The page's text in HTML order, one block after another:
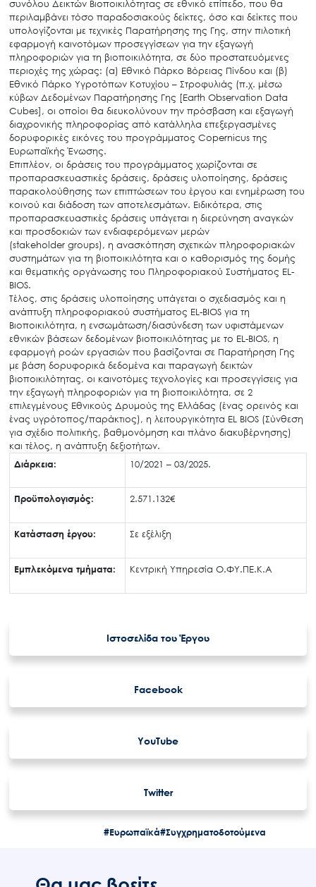
Search
for:
Ο.ΦΥ.ΠΕ.Κ.Α.
Νέα – Δημοσιότητα
Άξονες δράσης
Μ.Δ.Π.Π.
Έργα
Εισιτήρια
Επικοινωνία
συνόλου Δεικτών Βιοποικιλότητας σε εθνικό επίπεδο, που θα
περιλαμβάνει τόσο παραδοσιακούς δείκτες, όσο και δείκτες που
υπολογίζονται με τεχνικές Παρατήρησης της Γης, στην πιλοτική
εφαρμογή καινοτόμων προσεγγίσεων για την εξαγωγή
πληροφοριών για τη βιοποικιλότητα, σε δύο προστατευόμενες
περιοχές της χώρας: (α) Εθνικό Πάρκο Βόρειας Πίνδου και (β)
Εθνικό Πάρκο Υγροτόπων Κοτυχίου – Στροφυλιάς (π.χ. μέσω
κύβων Δεδομένων Παρατήρησης Γης [Earth Observation Data
Cubes], οι οποίοι θα διευκολύνουν την πρόσβαση και εξαγωγή
διαχρονικής πληροφορίας από κατάλληλα επεξεργασμένες
δορυφορικές εικόνες του προγράμματος Copernicus της
Ευρωπαϊκής Ένωσης.
Επιπλέον, οι δράσεις του προγράμματος χωρίζονται σε
προπαρασκευαστικές δράσεις, δράσεις υλοποίησης, δράσεις
παρακολούθησης των επιπτώσεων του έργου και ενημέρωση του
κοινού και διάδοση των αποτελεσμάτων. Ειδικότερα, στις
προπαρασκευαστικές δράσεις υπάγεται η διερεύνηση αναγκών
και προσδοκιών των ενδιαφερόμενων μερών
(stakeholder groups), η ανασκόπηση σχετικών πληροφοριακών
συστημάτων για τη βιοποικιλότητα και ο καθορισμός της δομής
και θεματικής οργάνωσης του Πληροφοριακού Συστήματος EL-
BIOS.
Τέλος, στις δράσεις υλοποίησης υπάγεται ο σχεδιασμός και η
ανάπτυξη πληροφοριακού συστήματος EL-BIOS για τη
Βιοποικιλότητα, η ενσωμάτωση/διασύνδεση των υφιστάμενων
εθνικών βάσεων δεδομένων βιοποικιλότητας με το EL-BIOS, η
εφαρμογή ροών εργασιών που βασίζονται σε Παρατήρηση Γης
με βάση δορυφορικά δεδομένα και παραγωγή δεικτών
βιοποικιλότητας, οι καινοτόμες τεχνολογίες και προσεγγίσεις για
την εξαγωγή πληροφοριών για τη βιοποικιλότητα, σε 2
επιλεγμένους Εθνικούς Δρυμούς της Ελλάδας (ένας ορεινός και
ένας υγρότοπος/παράκτιος), η λειτουργικότητα EL BIOS (Σύνθεση
για σχέδιο πολιτικής, βαθμονόμηση και πλάνο διακυβέρνησης)
και τέλος, η ανάπτυξη δεξιοτήτων.
Διάρκεια:
10/2021 – 03/2025.
Προϋπολογισμός: 2.571.132€
Κατάσταση έργου: Σε εξέλιξη
Εμπλεκόμενα τμήματα: Κεντρική Υπηρεσία Ο.ΦΥ.ΠΕ.Κ.Α
Ιστοσελίδα του Έργου
Facebook
YouTube
Twitter
#Ευρωπαϊκά#Συγχρηματοδοτούμενα